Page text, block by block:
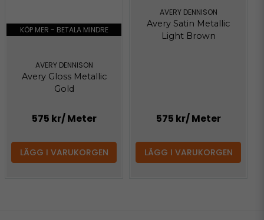
KÖP MER - BETALA MINDRE
AVERY DENNISON
Avery Gloss Metallic
Gold
575 kr/ Meter
LÄGG I VARUKORGEN
AVERY DENNISON
Avery Satin Metallic
Light Brown
575 kr/ Meter
LÄGG I VARUKORGEN